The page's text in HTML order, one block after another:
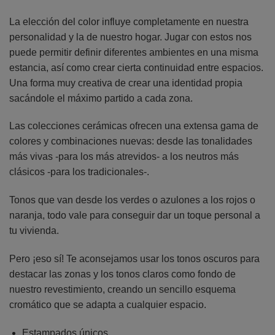
La elección del color influye completamente en nuestra
personalidad y la de nuestro hogar. Jugar con estos nos
puede permitir definir diferentes ambientes en una misma
estancia, así como crear cierta continuidad entre espacios.
Una forma muy creativa de crear una identidad propia
sacándole el máximo partido a cada zona.
Las colecciones cerámicas ofrecen una extensa gama de
colores y combinaciones nuevas: desde las tonalidades
más vivas -para los más atrevidos- a los neutros más
clásicos -para los tradicionales-.
Tonos que van desde los verdes o azulones a los rojos o
naranja, todo vale para conseguir dar un toque personal a
tu vivienda.
Pero ¡eso sí! Te aconsejamos usar los tonos oscuros para
destacar las zonas y los tonos claros como fondo de
nuestro revestimiento, creando un sencillo esquema
cromático que se adapta a cualquier espacio.
Estampados únicos.